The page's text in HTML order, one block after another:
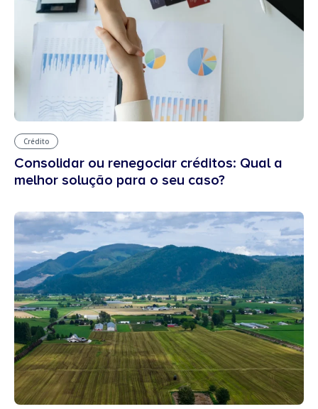
Crédito
Consolidar ou renegociar créditos: Qual a
melhor solução para o seu caso?